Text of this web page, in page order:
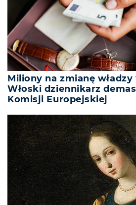
Miliony na zmianę władzy
Włoski dziennikarz
Komisji Europejskiej